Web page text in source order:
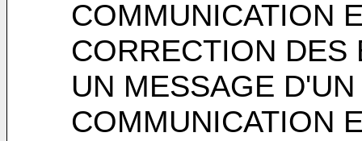
COMMUNICATION
CORRECTION DES
UN MESSAGE
COMMUNICATION